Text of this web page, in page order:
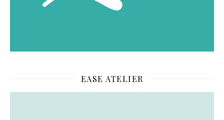
EASE ATELIER